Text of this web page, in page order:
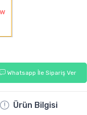
Whatsapp İle Sipariş Ver
Ürün Bilgisi